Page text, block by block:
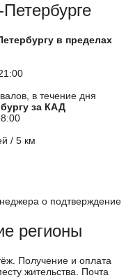
в пределах
в течение дня
за КАД
/ 5 км
о подтверждение
регионы
Получение и оплата
жительства. Почта